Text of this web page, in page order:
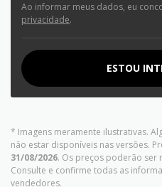
* Imagens meramente ilustrativas.
não estar disponíveis nas versões.
31/08/2026. Os preços poderão ser
Consulte e confirme todas as
vendedores.
Ao informar meus dados, eu
privacidade.
ESTOU